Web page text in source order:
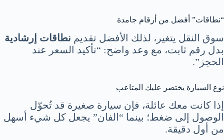
“نطاقات” أفضل من أرقام جامدة
سوق النقل يتغير، لذلك الأفضل تقديم نطاقات إرشادية
بدل رقم ثابت، مع وعد واضح: “تأكيد السعر عند
الحجز”.
نوع السيارة يختصر عليك المتاعب
إذا كانت معك عائلة، فإن سيارة صغيرة قد تُحوّل
الوصول إلى ضغط؛ بينما “الفان” يجعل كل شيء أسهل
من أول دقيقة.